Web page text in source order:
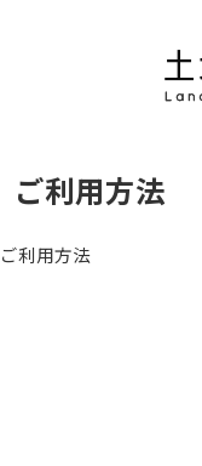
ご利用方法
ご利用方法